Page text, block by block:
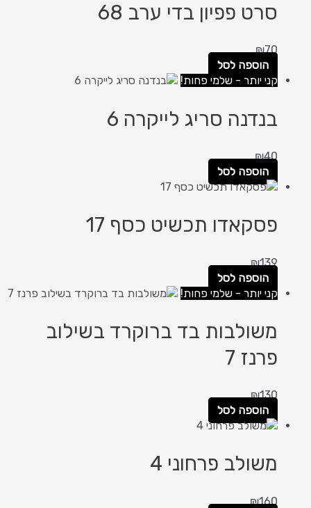
סרט פפיון בדי ערב 68
₪70
הוספה לסל
קני יותר - שלמי פחות!
בנדנה סריג לייקרה 6
₪40
הוספה לסל
פסקאדו תכשיט כסף 17
₪139
הוספה לסל
קני יותר - שלמי פחות!
משולבות בד ברוקרד בשילוב
פרנז 7
₪130
הוספה לסל
משולב פרחוני 4
₪160